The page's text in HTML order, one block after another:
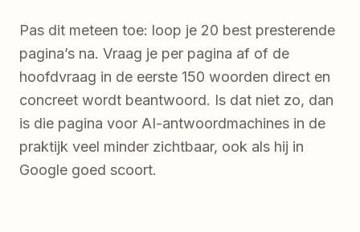
Pas dit meteen toe: loop je 20 best presterende
pagina’s na. Vraag je per pagina af of de
hoofdvraag in de eerste 150 woorden direct en
concreet wordt beantwoord. Is dat niet zo, dan
is die pagina voor AI-antwoordmachines in de
praktijk veel minder zichtbaar, ook als hij in
Google goed scoort.